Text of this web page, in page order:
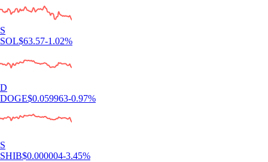
S
SOL$63.57-1.02%
D
DOGE$0.059963-0.97%
S
SHIB$0.000004-3.45%